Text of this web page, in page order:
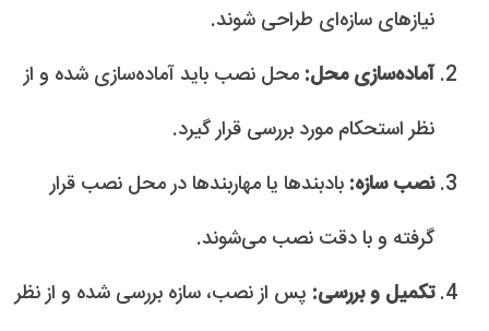
نیازهای سازه‌ای طراحی شوند.
آماده‌سازی محل: محل نصب باید آماده‌سازی شده و از
نظر استحکام مورد بررسی قرار گیرد.
نصب سازه: بادبندها یا مهاربندها در محل نصب قرار
گرفته و با دقت نصب می‌شوند.
تکمیل و بررسی: پس از نصب، سازه بررسی شده و از نظر